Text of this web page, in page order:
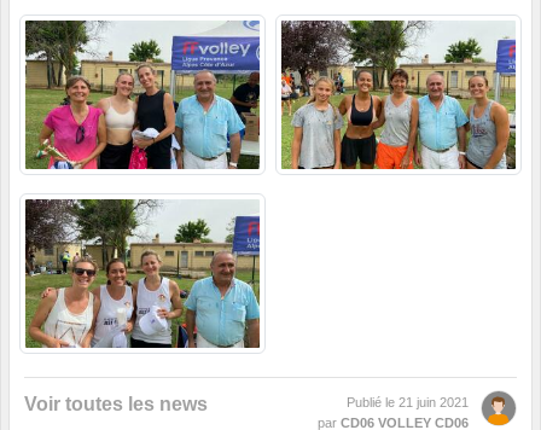
Voir toutes les news Publié le 21 juin 2021
par CD06 VOLLEY CD06